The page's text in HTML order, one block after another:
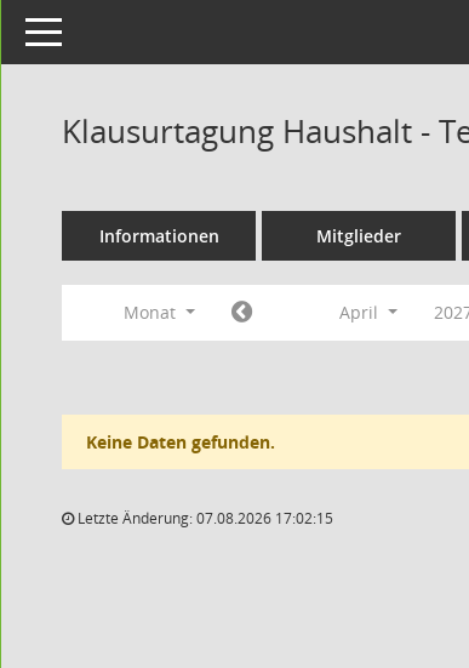
Toggle navigation
Klausurtagung Haushalt -
Informationen Mitglieder
Monat April
Keine Daten gefunden.
Letzte Änderung: 07.08.2026 17:02:15